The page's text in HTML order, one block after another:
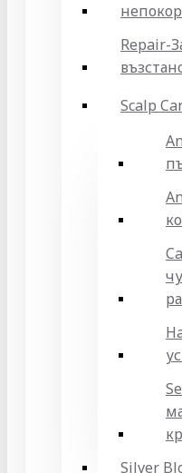
Repair-
Scalp
Silver